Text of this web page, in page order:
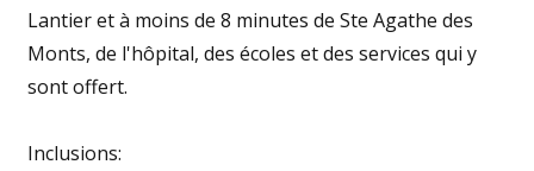
Lantier et à moins de 8 minutes de Ste Agathe des
Monts, de l'hôpital, des écoles et des services qui y
sont offert.
Inclusions: